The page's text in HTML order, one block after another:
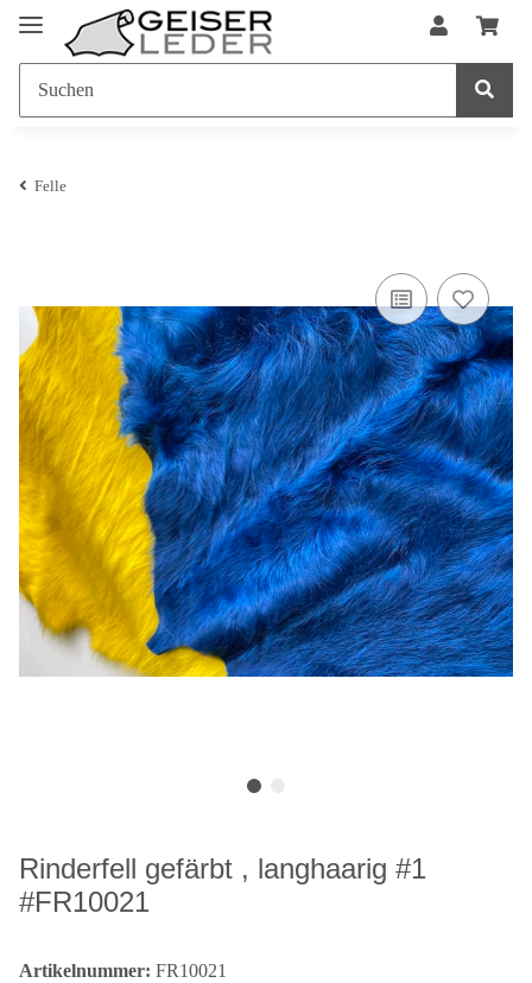
Felle
Rinderfell gefärbt , langhaarig #1
#FR10021
Artikelnummer: FR10021